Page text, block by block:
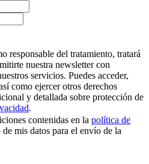
del tratamiento, tratará
nuestra newsletter con
servicios. Puedes acceder,
como ejercer otros derechos
y detallada sobre protección de
.
contenidas en la política de
mis datos para el envío de la